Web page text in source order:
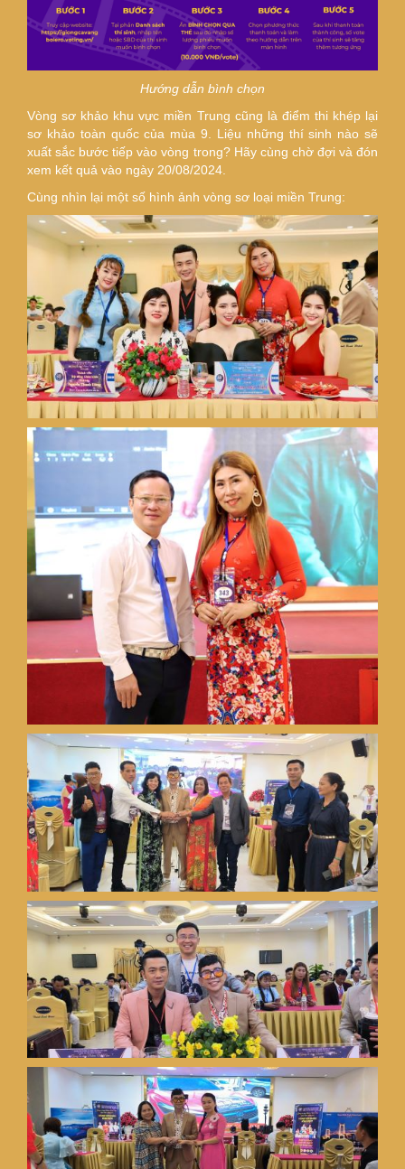
Hướng dẫn bình chọn
Vòng sơ khảo khu vực miền Trung cũng là điểm thi khép lại
sơ khảo toàn quốc của mùa 9. Liệu những thí sinh nào sẽ
xuất sắc bước tiếp vào vòng trong? Hãy cùng chờ đợi và đón
xem kết quả vào ngày 20/08/2024.
Cùng nhìn lại một số hình ảnh vòng sơ loại miền Trung: